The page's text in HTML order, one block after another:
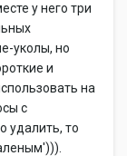
у него три
уколы, но
и
на
с
удалить, то